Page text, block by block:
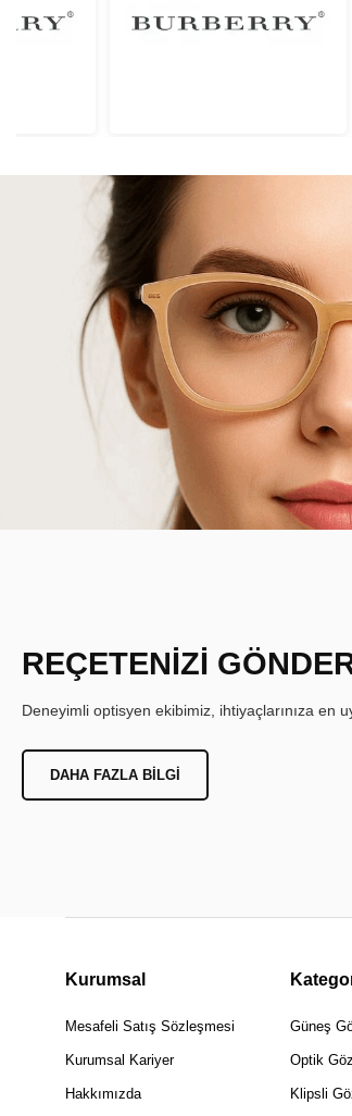
REÇETENİZİ
Deneyimli optisyen ekibimiz, ihtiyaçlarınıza en
DAHA FAZLA BILGI
Kurumsal
Mesafeli Satış Sözleşmesi
Kurumsal Kariyer
Hakkımızda
Güneş
Optik
Klipsli